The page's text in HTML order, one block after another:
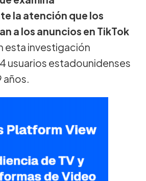
la atención que los
a los anuncios en TikTok
esta investigación
usuarios estadounidenses
años.